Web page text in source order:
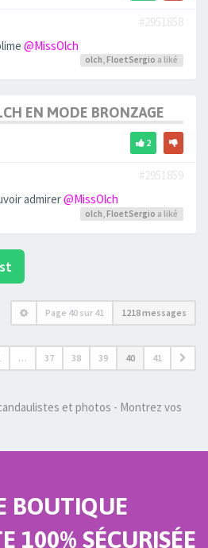
#2951858
@MissOlch
olch, FloetSergio a liké
EN MODE BRONZAGE
2
#2951859
admirer@MissOlch
olch FloetSergio a liké
Page 40 sur 41 1218 messages
… 37 38 39 40 41
et photos - Montrez vos
BOUTIQUE
100% SÉCURISÉE